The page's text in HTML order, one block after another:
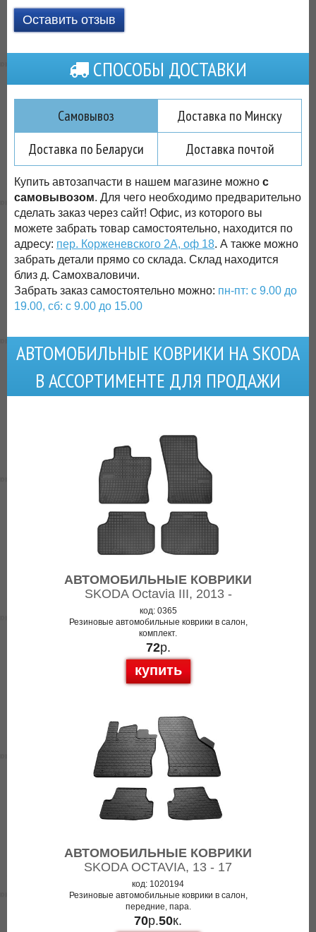
Оставить отзыв
СПОСОБЫ ДОСТАВКИ
Самовывоз
Доставка по Минску
Доставка по Беларуси
Доставка почтой
Купить автозапчасти в нашем магазине можно с
самовывозом. Для чего необходимо предварительно
сделать заказ через сайт! Офис, из которого вы
можете забрать товар самостоятельно, находится по
адресу: пер. Корженевского 2А, оф 18. А также можно
забрать детали прямо со склада. Склад находится
близ д. Самохваловичи.
Забрать заказ самостоятельно можно: пн-пт: с 9.00 до
19.00, сб: с 9.00 до 15.00
АВТОМОБИЛЬНЫЕ КОВРИКИ НА SKODA
В АССОРТИМЕНТЕ ДЛЯ ПРОДАЖИ
АВТОМОБИЛЬНЫЕ КОВРИКИ
SKODA Octavia III, 2013 -
код: 0365
Резиновые автомобильные коврики в салон,
комплект.
72р.
купить
АВТОМОБИЛЬНЫЕ КОВРИКИ
SKODA OCTAVIA, 13 - 17
код: 1020194
Резиновые автомобильные коврики в салон,
передние, пара.
70р.50к.